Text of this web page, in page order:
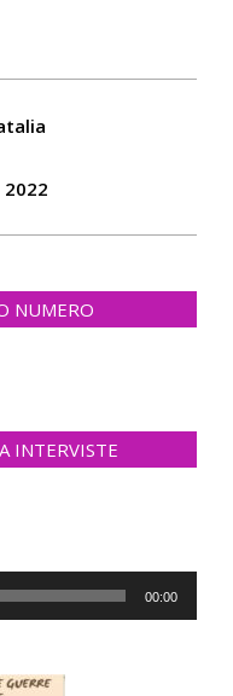
NUMERO
INTERVISTE
00:00